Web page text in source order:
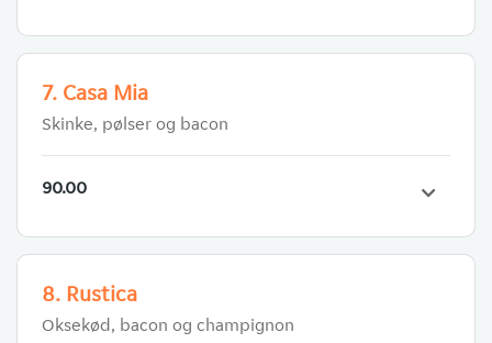
7. Casa Mia
Skinke, pølser og bacon
90.00
8. Rustica
Oksekød, bacon og champignon